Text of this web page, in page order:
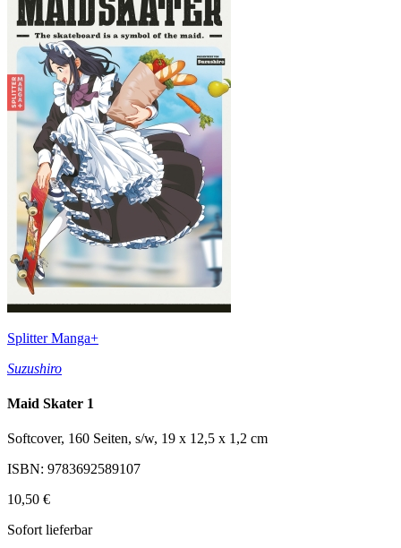
Splitter Manga+
Suzushiro
Maid Skater 1
Softcover, 160 Seiten, s/w, 19 x 12,5 x 1,2 cm
ISBN: 9783692589107
10,50 €
Sofort lieferbar